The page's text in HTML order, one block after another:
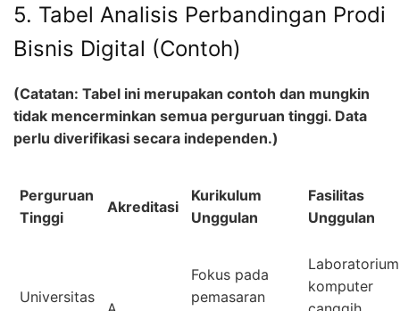
5. Tabel Analisis Perbandingan Prodi
Bisnis Digital (Contoh)
(Catatan: Tabel ini merupakan contoh dan mungkin
tidak mencerminkan semua perguruan tinggi. Data
perlu diverifikasi secara independen.)
Perguruan
Tinggi
Akreditasi
Kurikulum
Unggulan
Fasilitas
Unggulan
Universitas
Fokus pada
pemasaran
Laboratorium
komputer